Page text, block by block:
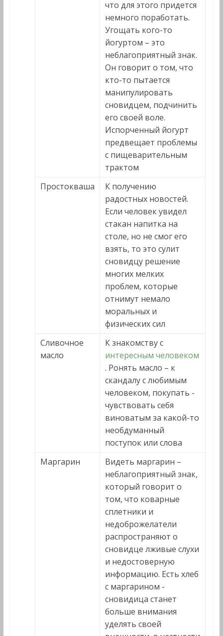
что для этого придется
немного поработать.
Угощать кого-то
йогуртом – это
неблагоприятный знак.
Он говорит о том, что
кто-то пытается
манипулировать
сновидцем, подчинить
его своей воле.
Испорченный йогурт
предвещает проблемы
с пищеварительным
трактом
Простокваша
К получению
радостных новостей.
Если человек увидел
стакан напитка на
столе, но не смог его
взять, то это сулит
сновидцу решение
многих мелких
проблем, которые
отнимут немало
моральных и
физических сил
Сливочное
масло
К знакомству с
интересным человеком
. Ронять масло – к
скандалу с любимым
человеком, покупать -
чувствовать себя
виноватым за какой-то
необдуманный
поступок или слова
Маргарин
Видеть маргарин –
неблагоприятный знак,
который говорит о
том, что коварные
сплетники и
недоброжелатели
распространяют о
сновидце лживые слухи
и недостоверную
информацию. Есть хлеб
с маргарином -
сновидица станет
больше внимания
уделять своей